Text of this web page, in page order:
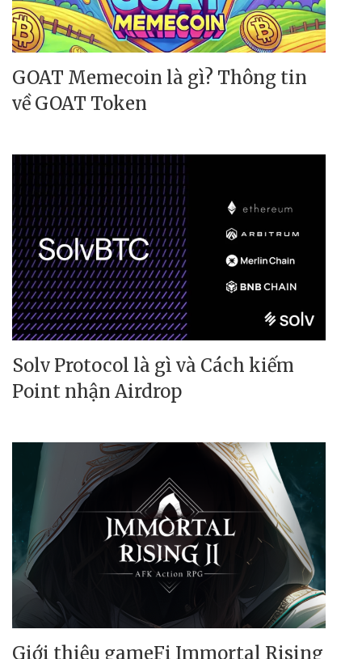
GOAT Memecoin là gì? Thông tin
về GOAT Token
Solv Protocol là gì và Cách kiếm
Point nhận Airdrop
Giới thiệu gameFi Immortal Rising